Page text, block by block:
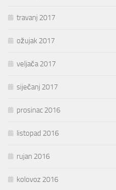
travanj 2017
ožujak 2017
veljača 2017
siječanj 2017
prosinac 2016
listopad 2016
rujan 2016
kolovoz 2016